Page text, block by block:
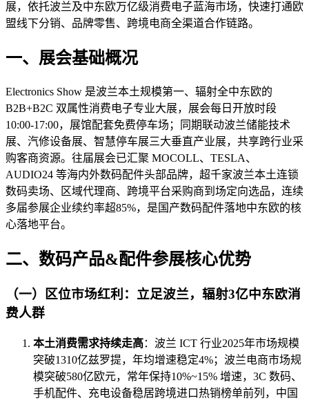
展，依托波兰及中东欧万亿级消费电子蓝海市场，快速打通欧
盟线下分销、品牌零售、跨境电商全渠道合作链路。
一、展会基础概况
Electronics Show 是波兰本土规模第一、辐射全中东欧的
B2B+B2C 双属性消费电子专业大展，展会每日开放时段
10:00-17:00，展馆配套免费停车场；同期联动波兰储能技术
展、汽修设备展、智慧停车展三大垂直产业展，共享跨行业采
购客商资源。往届展会已汇聚 MOCOLL、TESLA、
AUDIO24 等海内外数码配件头部品牌，超千家波兰本土连锁
数码卖场、区域代理商、跨境平台采购商到场定向选品，连续
多届参展企业续约率超85%，是国产数码配件落地中东欧的核
心落地平台。
二、数码产品&配件参展核心优势
（一）区位市场红利：立足波兰，辐射3亿中东欧消
费人群
本土消费需求持续走高：波兰 ICT 行业2025年市场规模
突破1310亿兹罗提，年均增速稳定4%；波兰电商市场规
模突破580亿欧元，常年保持10%~15% 增速，3C 数码、
手机配件、充电设备稳居跨境进口热销榜单前列，中国